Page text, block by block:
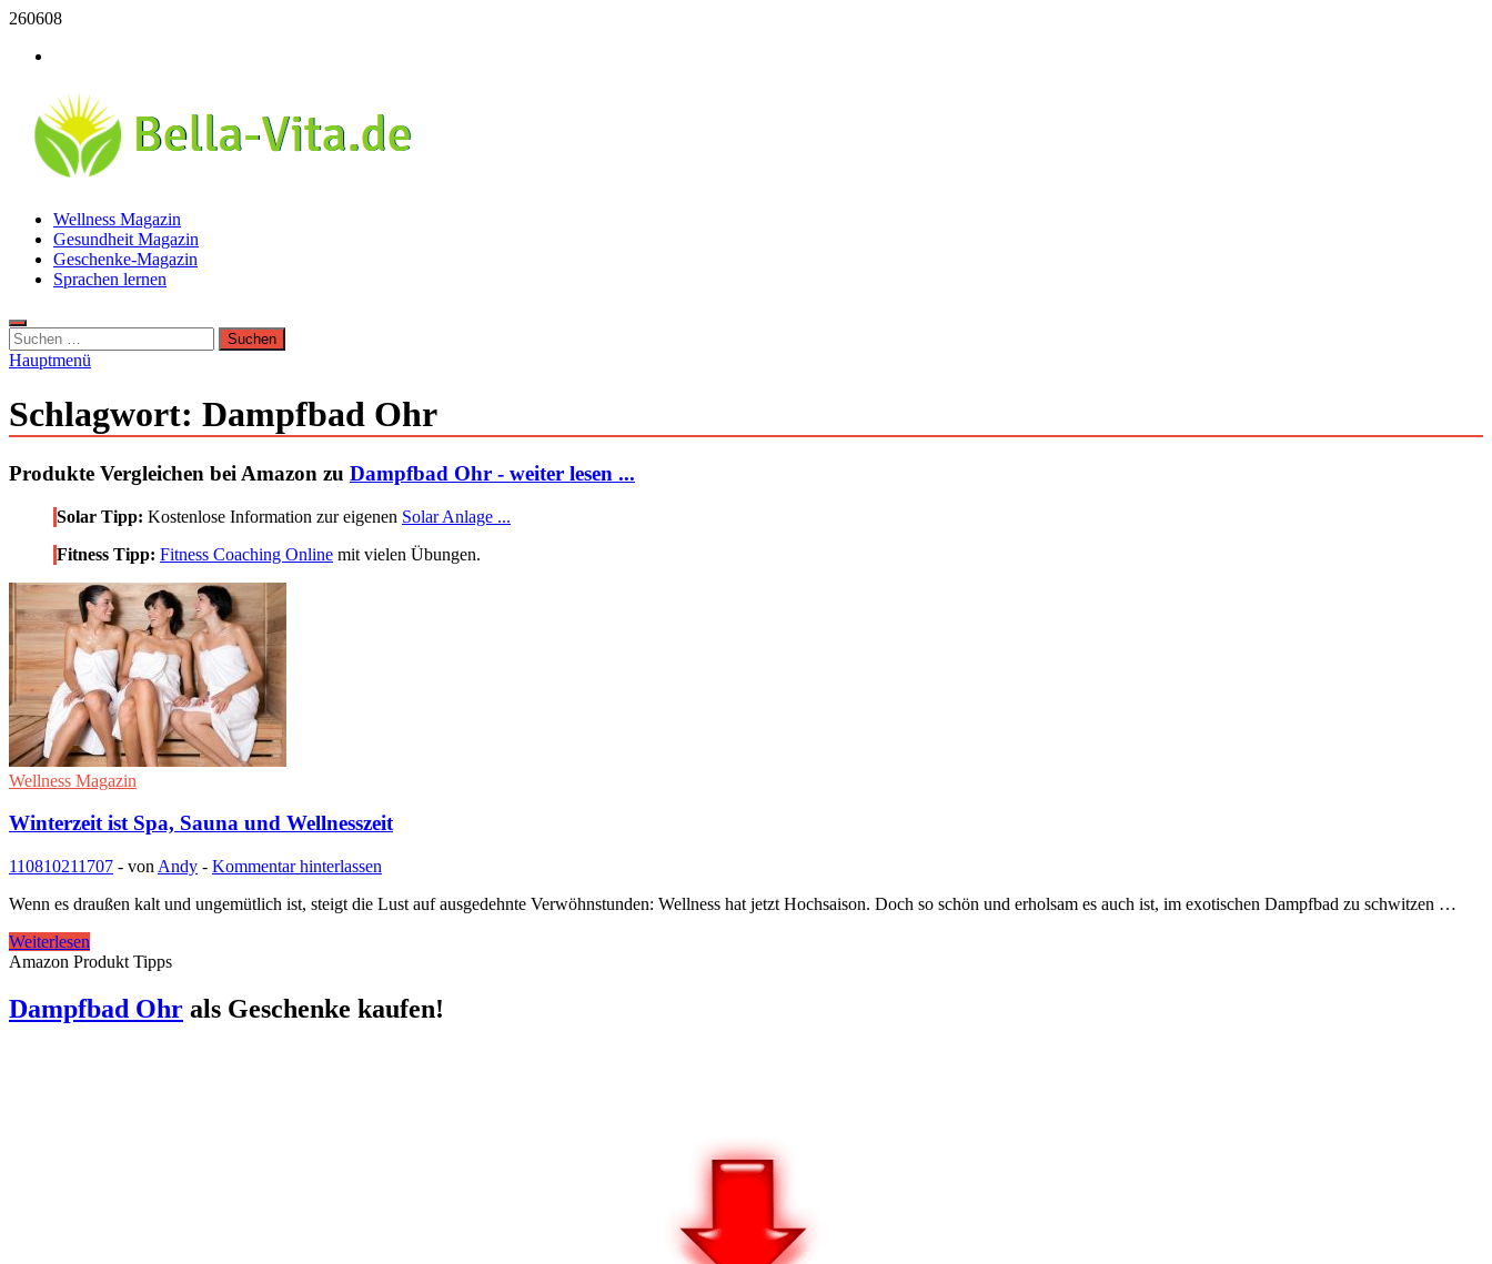
Zum
springen
260608
Bella Vita Wellness Fitness Tipps
Wellness Sport und Erholung mit Bella Vita Fitness Tipps
Wellness Magazin
Gesundheit Magazin
Geschenke-Magazin
Sprachen lernen
Suchen
nach:
Hauptmenü
Schlagwort: Dampfbad Ohr
Produkte Vergleichen bei Amazon zu Dampfbad Ohr - weiter lesen ...
Solar Tipp: Kostenlose Information zur eigenen Solar Anlage ...
Fitness Tipp: Fitness Coaching Online mit vielen Übungen.
Wellness Magazin
Winterzeit ist Spa, Sauna und Wellnesszeit
110810211707 - von Andy - Kommentar hinterlassen
Wenn es draußen kalt und ungemütlich ist, steigt die Lust auf ausgedehnte Verwöhnstunden: Wellness hat jetzt Hochsaison. Doch so schön und erholsam es auch ist, im exotischen Dampfbad zu schwitzen …
Winterzeit
ist
Sauna
und
Weiterlesen
Amazon Produkt Tipps
Dampfbad Ohr als Geschenke kaufen!